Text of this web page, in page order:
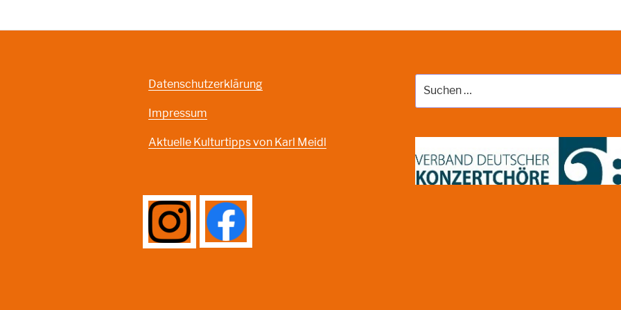
Datenschutzerklärung
Impressum
Aktuelle Kulturtipps von Karl Meidl
nach: